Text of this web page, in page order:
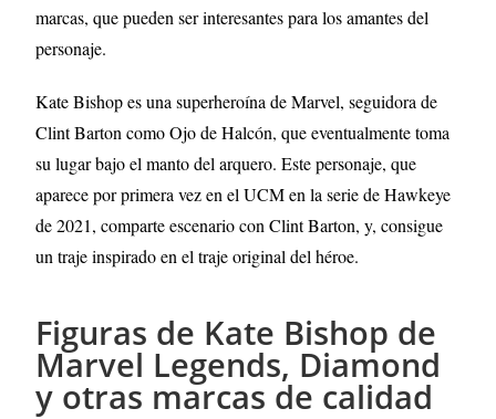
marcas, que pueden ser interesantes para los amantes del
personaje.
Kate Bishop es una superheroína de Marvel, seguidora de
Clint Barton como Ojo de Halcón, que eventualmente toma
su lugar bajo el manto del arquero. Este personaje, que
aparece por primera vez en el UCM en la serie de Hawkeye
de 2021, comparte escenario con Clint Barton, y, consigue
un traje inspirado en el traje original del héroe.
Figuras de Kate Bishop de
Marvel Legends, Diamond
y otras marcas de calidad